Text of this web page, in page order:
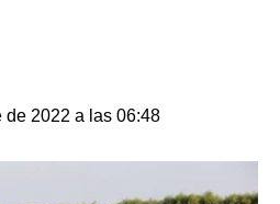
de 2022 a las 06:48